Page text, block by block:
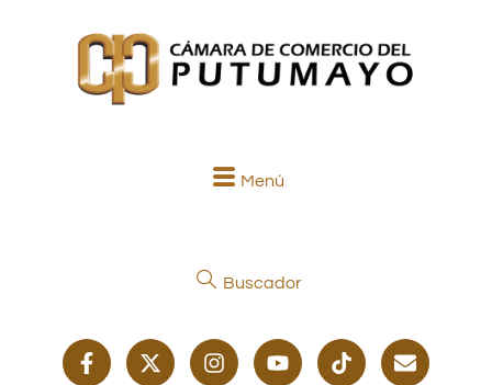
Menú
Buscador